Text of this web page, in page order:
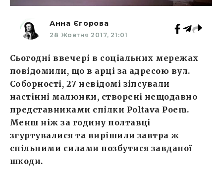
Анна Єгорова
28 Жовтня 2017, 21:01
Сьогодні ввечері в соціальних мережах
повідомили, що в арці за адресою вул.
Соборності, 27 невідомі зіпсували
настінні малюнки, створені нещодавно
представниками спілки Poltava Poem.
Менш ніж за годину полтавці
згуртувалися та вирішили завтра ж
спільними силами позбутися завданої
шкоди.